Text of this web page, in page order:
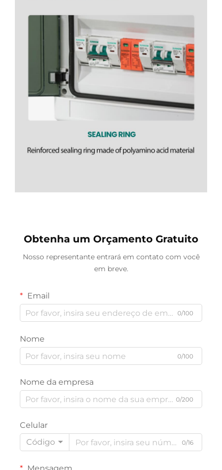
Obtenha um Orçamento Gratuito
Nosso representante entrará em contato com você
em breve.
Email
0/100
Nome
0/100
Nome da empresa
0/200
Celular
Código
0/16